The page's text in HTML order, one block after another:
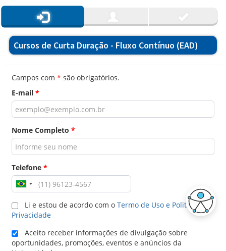
Cursos de Curta Duração - Fluxo Contínuo (EAD)
Campos com * são obrigatórios.
E-mail *
Nome Completo *
Telefone *
Li e estou de acordo com o Termo de Uso e Politica de
Privacidade
Aceito receber informações de divulgação sobre
oportunidades, promoções, eventos e anúncios da